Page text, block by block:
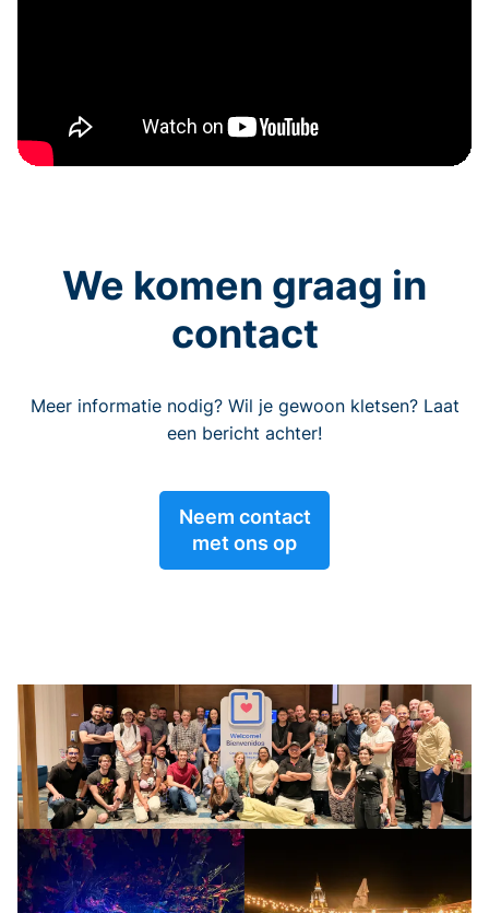
We komen graag in
contact
Meer informatie nodig? Wil je gewoon kletsen? Laat
een bericht achter!
Neem contact
met ons op